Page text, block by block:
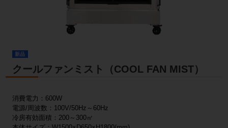
新品
クールファンミスト（COOL FAN MIST）
消費電力：600W
電源/周波数：100V/50Hz～60Hz
冷房有効面積：200～300㎡